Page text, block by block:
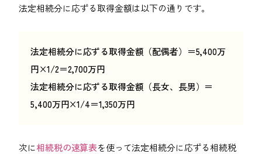
法定相続分に応ずる取得金額は以下の通りです。
法定相続分に応ずる取得金額（配偶者）＝5,400万
円×1/2＝2,700万円
法定相続分に応ずる取得金額（長女、長男）＝
5,400万円×1/4＝1,350万円
次に相続税の速算表を使って法定相続分に応ずる相続税